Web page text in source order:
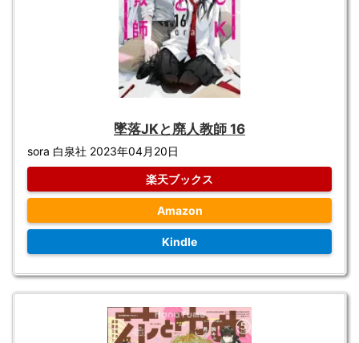
墜落JKと廃人教師 16
sora 白泉社 2023年04月20日
楽天ブックス
Amazon
Kindle